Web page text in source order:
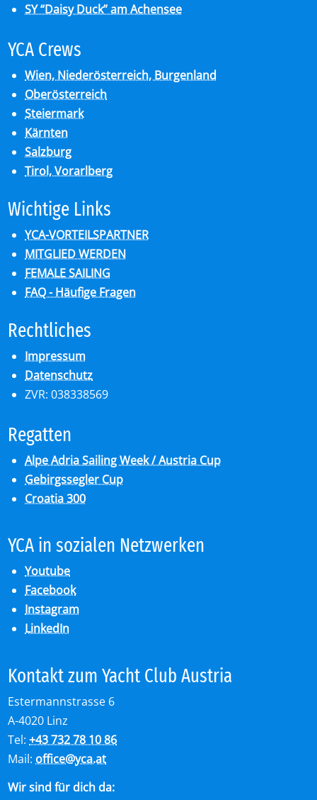
SY “Daisy Duck” am Achensee
YCA Crews
Wien, Niederösterreich, Burgenland
Oberösterreich
Steiermark
Kärnten
Salzburg
Tirol, Vorarlberg
Wich­ti­ge Links
YCA-VORTEILSPARTNER
MITGLIED WERDEN
FEMALE SAILING
FAQ - Häufige Fragen
Recht­li­ches
Impressum
Datenschutz
ZVR: 038338569
Re­gat­ten
Alpe Adria Sailing Week / Austria Cup
Gebirgssegler Cup
Croatia 300
YCA in so­zia­len Netz­wer­ken
Youtube
Facebook
Instagram
LinkedIn
Kon­takt zum Yacht Club Aus­tria
Estermannstrasse 6
A-4020 Linz
Tel:+43 732 78 10 86
Mail: office@yca.at
Wir sind für dich da: